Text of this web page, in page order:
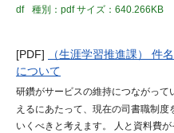
df
種別：pdfサイズ：640.266KB
[PDF]
（生涯学習推進課） 件
について
研鑽がサービスの維持につながっ
えるにあたって、現在の司書職制度
いくべきと考えます。 人と資料費